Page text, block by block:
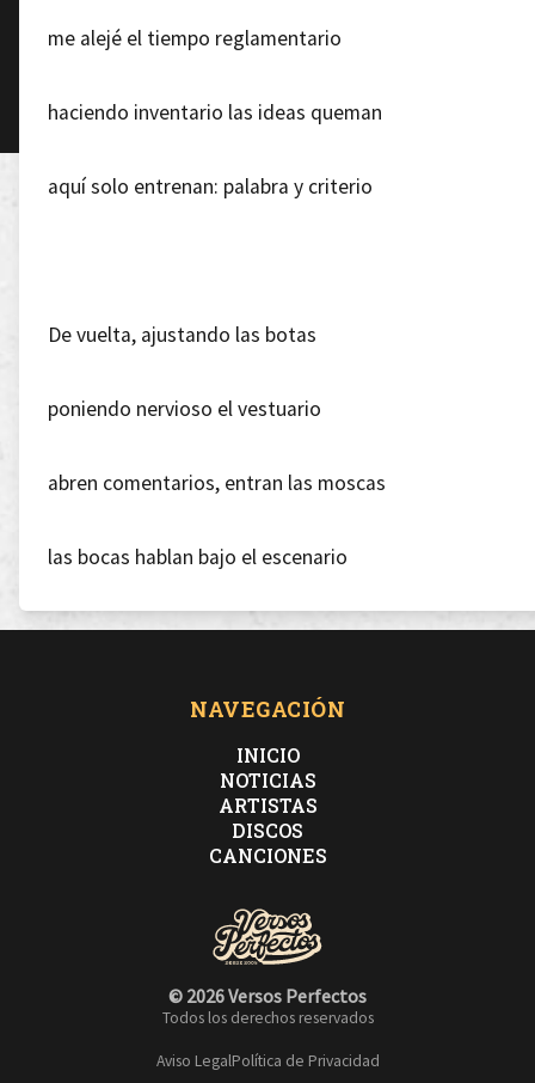
me alejé el tiempo reglamentario
haciendo inventario las ideas queman
aquí solo entrenan: palabra y criterio
De vuelta, ajustando las botas
poniendo nervioso el vestuario
abren comentarios, entran las moscas
las bocas hablan bajo el escenario
Señalo al estadio y pregunto:
-¿Porqué es más fácil? ¿Porqué? estar con el diablo
Que de acuerdo con un movimiento tan minoritario
Aquí nadie responde
es más fácil ser lapidario
NAVEGACIÓN
INICIO
NOTICIAS
ARTISTAS
DISCOS
CANCIONES
© 2026 Versos Perfectos
Todos los derechos reservados
Aviso LegalPolítica de Privacidad